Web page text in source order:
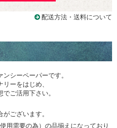
配送方法・送料について
シーペーパーです。
ーをはじめ、
ご活用下さい。
ございます。
用需要の為）の品揃えになっており